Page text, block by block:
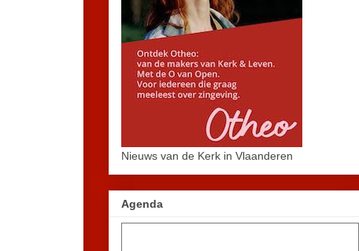
Nieuws van de Kerk in Vlaanderen
Agenda